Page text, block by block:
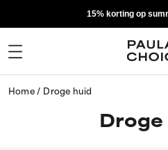
15% korting op
Home Droge huid